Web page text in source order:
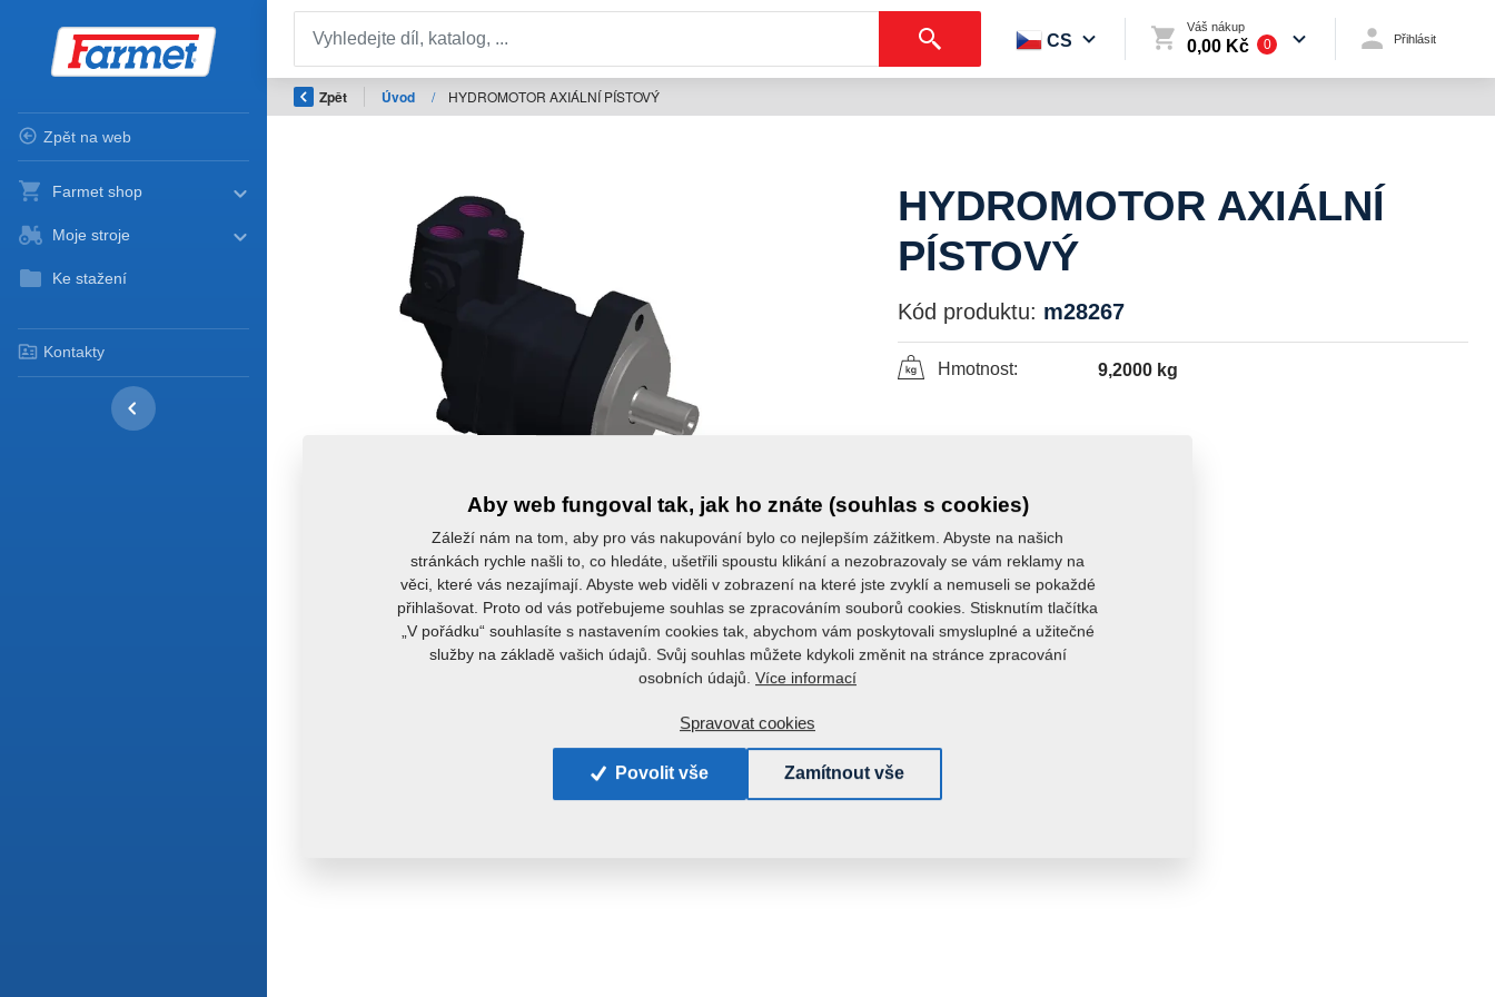
Zpět na web
Farmet shop
Moje stroje
Ke stažení
Kontakty
CS
Váš nákup
0,00 Kč 0 Přihlásit
Zpět Úvod / HYDROMOTOR AXIÁLNÍ PÍSTOVÝ
HYDROMOTOR AXIÁLNÍ
PÍSTOVÝ
Kód produktu: m28267
Hmotnost: 9,2000 kg
Aby web fungoval tak, jak ho znáte (souhlas s cookies)
Záleží nám na tom, aby pro vás nakupování bylo co nejlepším zážitkem. Abyste na našich
stránkách rychle našli to, co hledáte, ušetřili spoustu klikání a nezobrazovaly se vám reklamy na
věci, které vás nezajímají. Abyste web viděli v zobrazení na které jste zvyklí a nemuseli se pokaždé
přihlašovat. Proto od vás potřebujeme souhlas se zpracováním souborů cookies. Stisknutím tlačítka
„V pořádku“ souhlasíte s nastavením cookies tak, abychom vám poskytovali smysluplné a užitečné
služby na základě vašich údajů. Svůj souhlas můžete kdykoli změnit na stránce zpracování
osobních údajů. Více informací
Spravovat cookies
Povolit vše Zamítnout vše